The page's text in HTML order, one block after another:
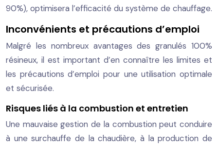
90%), optimisera l’efficacité du système de chauffage.
Inconvénients et précautions d’emploi
Malgré les nombreux avantages des granulés 100%
résineux, il est important d’en connaître les limites et
les précautions d’emploi pour une utilisation optimale
et sécurisée.
Risques liés à la combustion et entretien
Une mauvaise gestion de la combustion peut conduire
à une surchauffe de la chaudière, à la production de